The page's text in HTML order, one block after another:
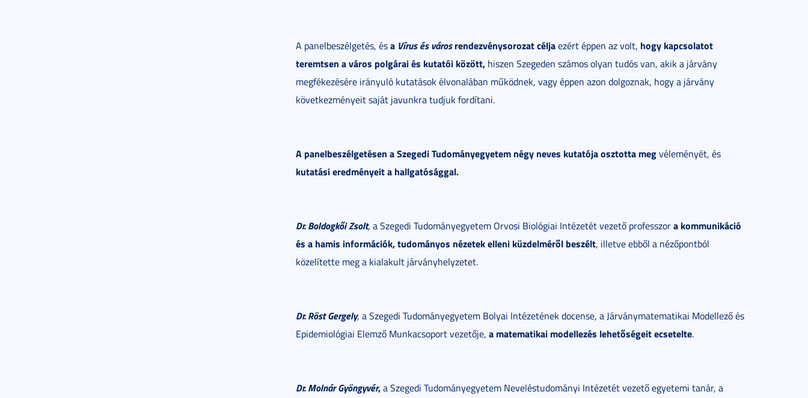
A panelbeszélgetés, ésa Vírus és városrendezvénysorozat céljaezért éppen az volt, hogy kapcsolatot
teremtsen a város polgárai és kutatói között, hiszen Szegeden számos olyan tudós van, akik a járvány
megfékezésére irányuló kutatások élvonalában működnek, vagy éppen azon dolgoznak, hogy a járvány
következményeit saját javunkra tudjuk fordítani.
A panelbeszélgetésen a Szegedi Tudományegyetem négy neves kutatója osztotta megvéleményét, és
kutatási eredményeit a hallgatósággal.
Dr. Boldogkői Zsolt, a Szegedi Tudományegyetem Orvosi Biológiai Intézetét vezető professzora kommunikáció
és a hamis információk, tudományos nézetek elleni küzdelméről beszélt, illetve ebből a nézőpontból
közelítette meg a kialakult járványhelyzetet.
Dr. Röst Gergely, a Szegedi Tudományegyetem Bolyai Intézetének docense, a Járványmatematikai Modellező és
Epidemiológiai Elemző Munkacsoport vezetője, a matematikai modellezés lehetőségeit ecsetelte.
Dr. Molnár Gyöngyvér,a Szegedi Tudományegyetem Neveléstudományi Intézetét vezető egyetemi tanár, a